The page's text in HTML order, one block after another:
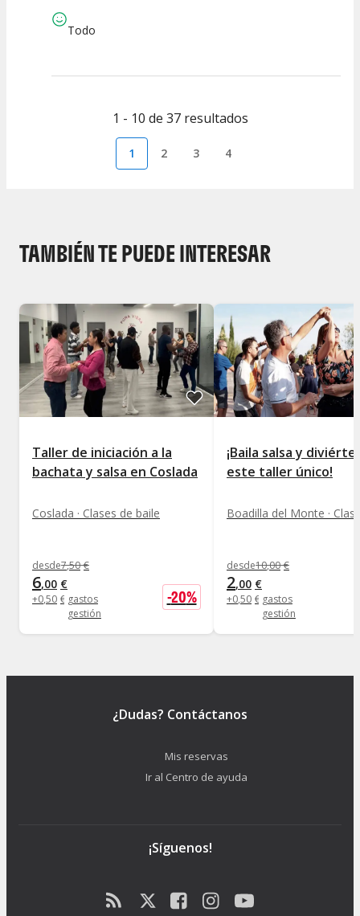
Actividad
Todo
1 - 10 de 37 resultados
1 2 3 4
TAMBIÉN TE PUEDE INTERESAR
Taller de iniciación a la
bachata y salsa en Coslada
Coslada · Clases de baile
desde7,50 €
6,00 €
+0,50 € gastos
gestión
-20%
¡Baila salsa y
este taller único!
desde10,00 €
2,00 €
+0,50 € gastos
gestión
¿Dudas? Contáctanos
Mis reservas
Ir al Centro de ayuda
¡Síguenos!